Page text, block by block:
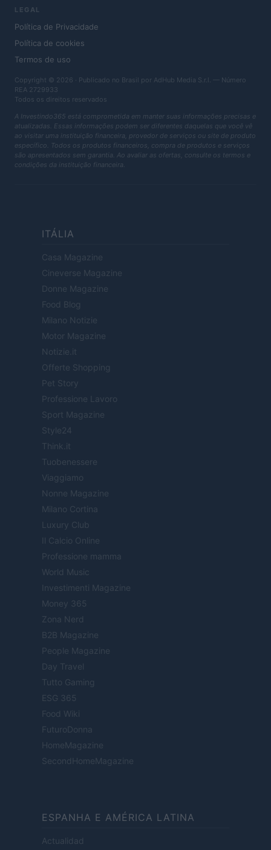
LEGAL
Política de Privacidade
Política de cookies
Termos de uso
Copyright © 2026 · Publicado no Brasil por AdHub Media S.r.l. — Número
REA 2729933
Todos os direitos reservados
A Investindo365 está comprometida em manter suas informações precisas e
atualizadas. Essas informações podem ser diferentes daquelas que você vê
ao visitar uma instituição financeira, provedor de serviços ou site de produto
específico. Todos os produtos financeiros, compra de produtos e serviços
são apresentados sem garantia. Ao avaliar as ofertas, consulte os termos e
condições da instituição financeira.
ITÁLIA
Casa Magazine
Cineverse Magazine
Donne Magazine
Food Blog
Milano Notizie
Motor Magazine
Notizie.it
Offerte Shopping
Pet Story
Professione Lavoro
Sport Magazine
Style24
Think.it
Tuobenessere
Viaggiamo
Nonne Magazine
Milano Cortina
Luxury Club
Il Calcio Online
Professione mamma
World Music
Investimenti Magazine
Money 365
Zona Nerd
B2B Magazine
People Magazine
Day Travel
Tutto Gaming
ESG 365
Food Wiki
FuturoDonna
HomeMagazine
SecondHomeMagazine
ESPANHA E AMÉRICA LATINA
Actualidad